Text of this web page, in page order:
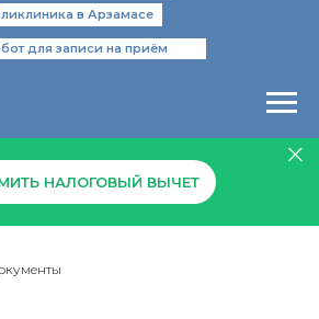
в Арзамасе
для записи на приём
НАЛОГОВЫЙ ВЫЧЕТ